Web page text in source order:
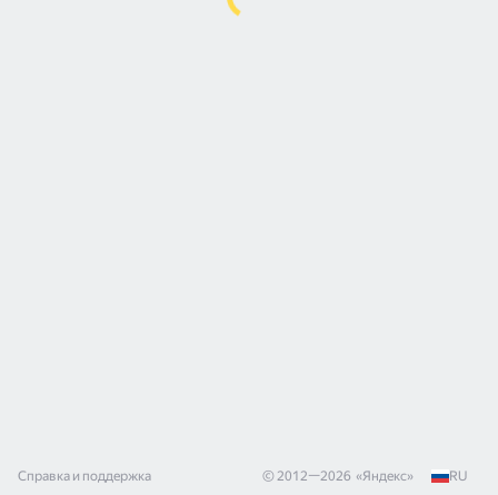
Справка и поддержка © 2012—2026 «Яндекс» RU